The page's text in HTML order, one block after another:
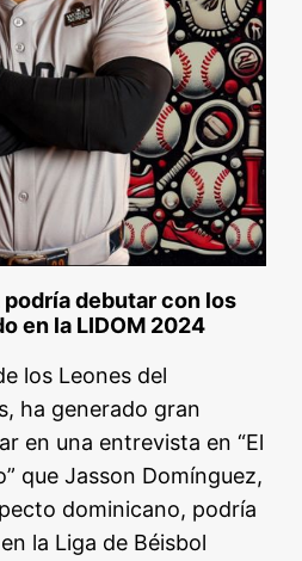
debutar con los
en la LIDOM 2024
los Leones del
ha generado gran
en una entrevista en “El
que Jasson Domínguez,
dominicano, podría
la Liga de Béisbol